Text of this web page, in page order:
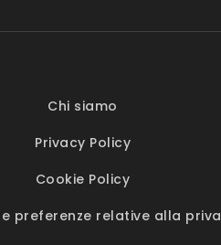
Chi siamo
Privacy Policy
Cookie Policy
preferenze relative alla